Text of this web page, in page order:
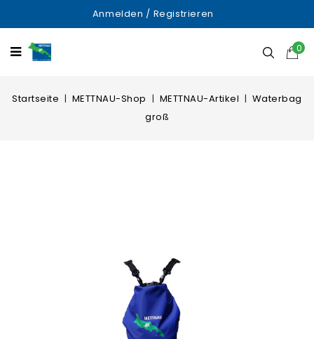
Anmelden / Registrieren
0
Startseite METTNAU-Shop METTNAU-Artikel
Waterbag
groß